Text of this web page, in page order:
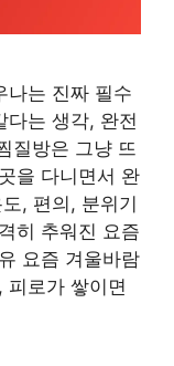
나는 진짜 필수
다는 생각, 완전
질방은 그냥 뜨
을 다니면서 완
, 편의, 분위기
히 추워진 요즘
요즘 겨울바람
피로가 쌓이면